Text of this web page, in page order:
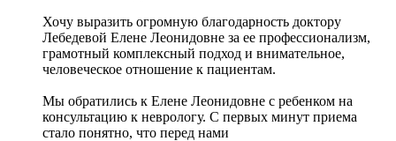
Хочу выразить огромную благодарность доктору
Лебедевой Елене Леонидовне за ее профессионализм,
грамотный комплексный подход и внимательное,
человеческое отношение к пациентам.
Мы обратились к Елене Леонидовне с ребенком на
консультацию к неврологу. С первых минут приема
стало понятно, что перед нами